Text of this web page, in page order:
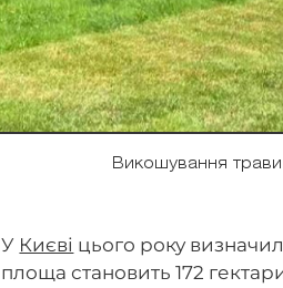
Викошування
У Києві цього року
площа становить 172